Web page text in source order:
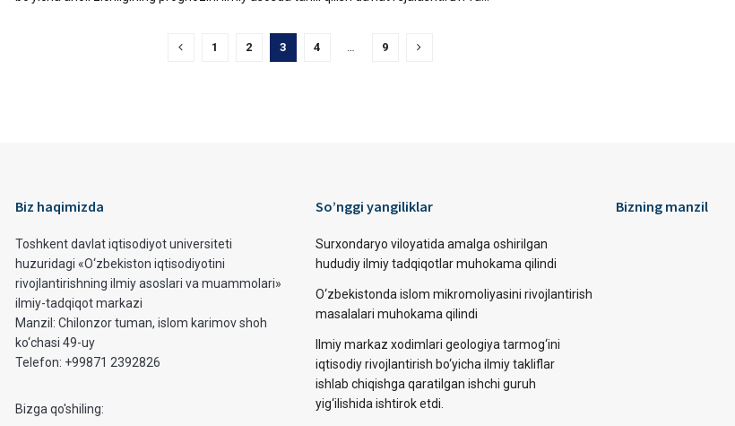
1 2 3 4 … 9
Biz haqimizda
Toshkent davlat iqtisodiyot universiteti
huzuridagi «O‘zbekiston iqtisodiyotini
rivojlantirishning ilmiy asoslari va muammolari»
ilmiy-tadqiqot markazi
Manzil: Chilonzor tuman, islom karimov shoh
ko‘chasi 49-uy
Telefon: +99871 2392826
Bizga qo'shiling:
So’nggi yangiliklar
Surxondaryo viloyatida amalga oshirilgan
hududiy ilmiy tadqiqotlar muhokama qilindi
O‘zbekistonda islom mikromoliyasini rivojlantirish
masalalari muhokama qilindi
Ilmiy markaz xodimlari geologiya tarmog‘ini
iqtisodiy rivojlantirish bo‘yicha ilmiy takliflar
ishlab chiqishga qaratilgan ishchi guruh
yig‘ilishida ishtirok etdi.
Bizning manzil